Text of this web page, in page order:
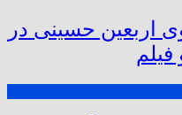
اربعین حسینی در